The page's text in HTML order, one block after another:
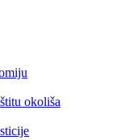
okoliša